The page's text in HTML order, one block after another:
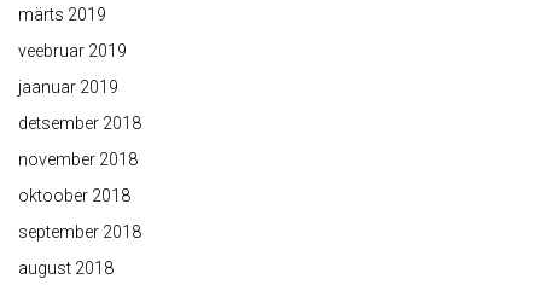
märts 2019
veebruar 2019
jaanuar 2019
detsember 2018
november 2018
oktoober 2018
september 2018
august 2018